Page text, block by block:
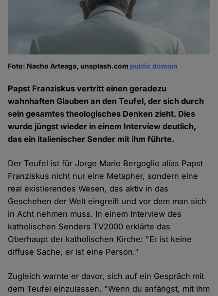
Foto: Nacho Arteaga, unsplash.com public domain
Papst Franziskus vertritt einen geradezu
wahnhaften Glauben an den Teufel, der sich durch
sein gesamtes theologisches Denken zieht. Dies
wurde jüngst wieder in einem Interview deutlich,
das ein italienischer Sender mit ihm führte.
Der Teufel ist für Jorge Mario Bergoglio alias Papst
Franziskus nicht nur eine Metapher, sondern eine
real existierendes Wesen, das aktiv in das
Geschehen der Welt eingreift und vor dem man sich
in Acht nehmen muss. In einem Interview des
katholischen Senders TV2000 erklärte das
Oberhaupt der katholischen Kirche: "Er ist keine
diffuse Sache, er ist eine Person."
Zugleich warnte er davor, sich auf ein Gespräch mit
dem Teufel einzulassen. "Wenn du anfängst, mit ihm